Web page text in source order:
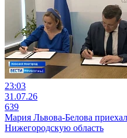
23:03
31.07.26
639
Мария Львова-Белова
Нижегородскую область